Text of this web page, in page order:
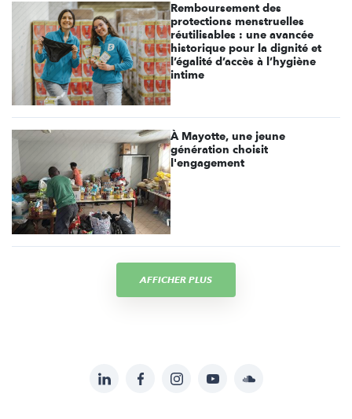
Remboursement des
protections menstruelles
réutilisables : une avancée
historique pour la dignité et
l’égalité d’accès à l’hygiène
intime
À Mayotte, une jeune
génération choisit
l'engagement
AFFICHER PLUS
LinkedInFacebookInstagramYouTubeSoundcloud